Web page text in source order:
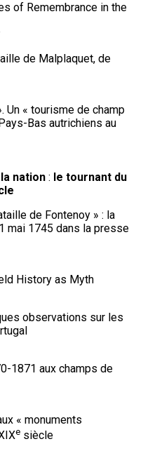
of Remembrance in the
de Malplaquet, de
Un « tourisme de champ
Bas autrichiens au
nation : le tournant du
de Fontenoy » : la
mai 1745 dans la presse
History as Myth
observations sur les
1871 aux champs de
« monuments
esiècle